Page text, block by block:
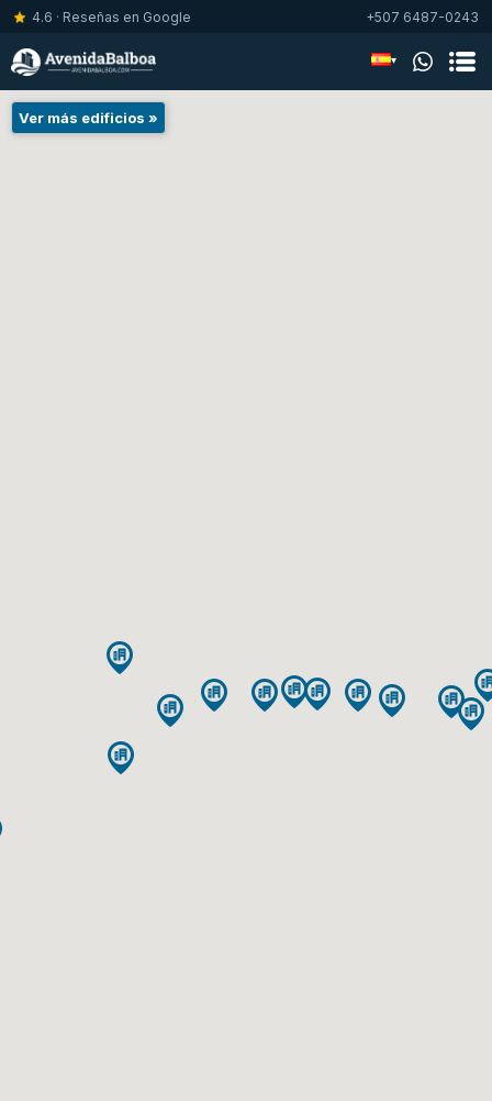
4.6 · Reseñas en Google +507 6487-0243
▾
Ver más edificios »